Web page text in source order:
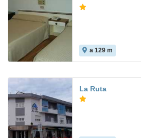
a 129 m
La Ruta